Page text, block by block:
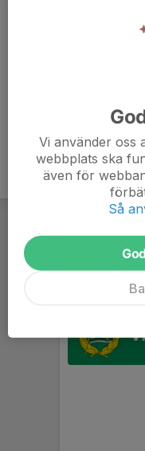
Vi använder oss
webbplats ska
även för
Så